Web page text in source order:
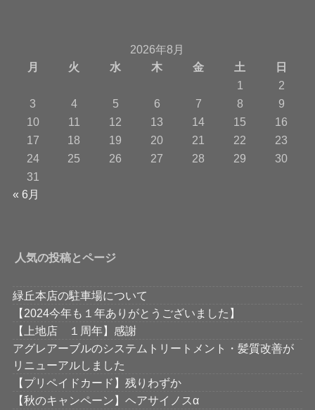
2026年8月
月
火 水 木 金 土
日
1
2
3
4 5 6 7 8
9
10
11 12 13 14 15
16
17
18 19 20 21 22
23
24
25 26 27 28 29
30
31
« 6月
人気の投稿とページ
緑丘本店の駐車場について
【2024今年も１年ありがとうございました】
【上地店 １周年】感謝
アグレアーブルのシステムトリートメント・髪質改善が
リニューアルしました
【プリペイドカード】残りわずか
【秋のキャンペーン】ヘアサイノスα